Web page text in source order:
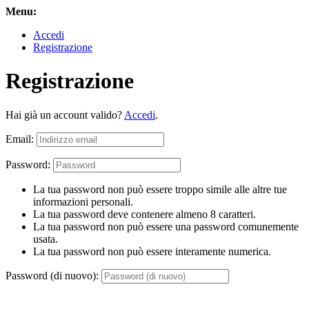
Menu:
Accedi
Registrazione
Registrazione
Hai già un account valido? Accedi.
Email:
Password:
La tua password non può essere troppo simile alle altre tue
informazioni personali.
La tua password deve contenere almeno 8 caratteri.
La tua password non può essere una password comunemente
usata.
La tua password non può essere interamente numerica.
Password (di nuovo):